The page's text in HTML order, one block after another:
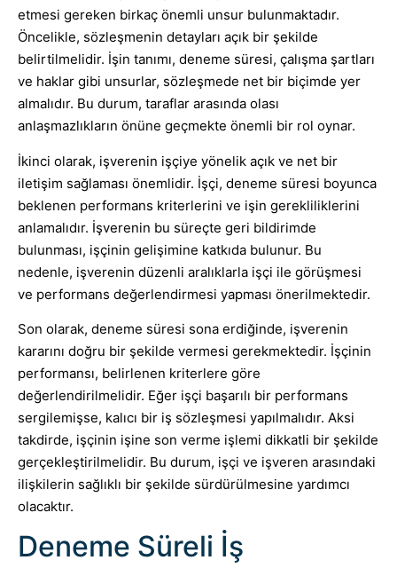
etmesi gereken birkaç önemli unsur bulunmaktadır.
Öncelikle, sözleşmenin detayları açık bir şekilde
belirtilmelidir. İşin tanımı, deneme süresi, çalışma şartları
ve haklar gibi unsurlar, sözleşmede net bir biçimde yer
almalıdır. Bu durum, taraflar arasında olası
anlaşmazlıkların önüne geçmekte önemli bir rol oynar.
İkinci olarak, işverenin işçiye yönelik açık ve net bir
iletişim sağlaması önemlidir. İşçi, deneme süresi boyunca
beklenen performans kriterlerini ve işin gerekliliklerini
anlamalıdır. İşverenin bu süreçte geri bildirimde
bulunması, işçinin gelişimine katkıda bulunur. Bu
nedenle, işverenin düzenli aralıklarla işçi ile görüşmesi
ve performans değerlendirmesi yapması önerilmektedir.
Son olarak, deneme süresi sona erdiğinde, işverenin
kararını doğru bir şekilde vermesi gerekmektedir. İşçinin
performansı, belirlenen kriterlere göre
değerlendirilmelidir. Eğer işçi başarılı bir performans
sergilemişse, kalıcı bir iş sözleşmesi yapılmalıdır. Aksi
takdirde, işçinin işine son verme işlemi dikkatli bir şekilde
gerçekleştirilmelidir. Bu durum, işçi ve işveren arasındaki
ilişkilerin sağlıklı bir şekilde sürdürülmesine yardımcı
olacaktır.
Deneme Süreli İş